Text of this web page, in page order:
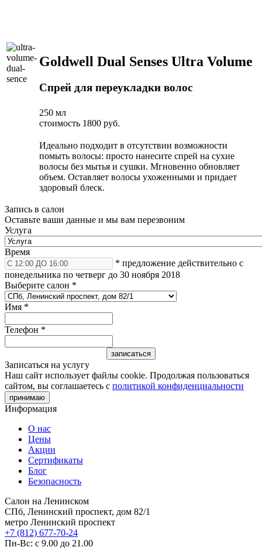
Goldwell Dual Senses Ultra Volume
Спрей для переукладки волос
250 мл
стоимость 1800 руб.
Идеально подходит в отсутствии возможности
помыть волосы: просто нанесите спрей на сухие
волосы без мытья и сушки. Мгновенно обновляет
объем. Оставляет волосы ухоженными и придает
здоровый блеск.
Запись в салон
Оставьте ваши данные и мы вам перезвоним
Услуга
Время
* предложение действительно с
понедельника по четверг до 30 ноября 2018
Выберите салон *
Имя *
Телефон *
Записаться на услугу
Наш сайт использует файлы cookie. Продолжая пользоваться
сайтом, вы соглашаетесь с политикой конфиденциальности
принимаю
Информация
О нас
Цены
Акции
Сертификаты
Блог
Безопасность
Салон на Ленинском
СПб, Ленинский проспект, дом 82/1
метро Ленинский проспект
+7 (812) 677-70-24
Пн-Вс: с 9.00 до 21.00